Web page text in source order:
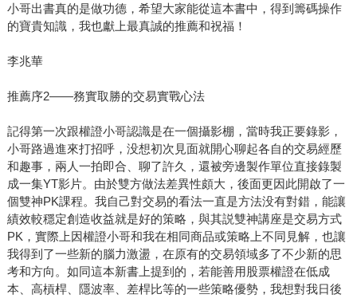
小哥出書真的是做功德，希望大家能從這本書中，得到籌碼操作
的寶貴知識，我也獻上最真誠的推薦和祝福！
李兆華
推薦序2——務實取勝的交易實戰心法
記得第一次跟權證小哥認識是在一個攝影棚，當時我正要錄影，
小哥路過進來打招呼，没想初次見面就開心聊起各自的交易經歷
和趣事，兩人一拍即合、聊了許久，還被旁邊製作單位直接錄製
成一集YT影片。由於雙方做法差異性頗大，後面更因此開啟了一
個雙神PK課程。我自己對交易的看法一直是方法没有對錯，能讓
績效較穩定創造收益就是好的策略，與其説雙神講座是交易方式
PK，實際上因權證小哥和我在相同商品或策略上不同見解，也讓
我得到了一些新的腦力激盪，在原有的交易領域多了不少新的思
考和方向。如同這本新書上提到的，若能善用股票權證在低成
本、高槓桿、隱波率、差桿比等的一些策略優勢，我想對我日後